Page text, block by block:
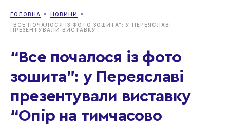
ГОЛОВНА
НОВИНИ
“ВСЕ ПОЧАЛОСЯ ІЗ ФОТО ЗОШИТА”: У ПЕРЕЯСЛАВІ
ПРЕЗЕНТУВАЛИ ВИСТАВКУ ...
“Все почалося із фото
зошита”: у Переяславі
презентували виставку
“Опір на тимчасово